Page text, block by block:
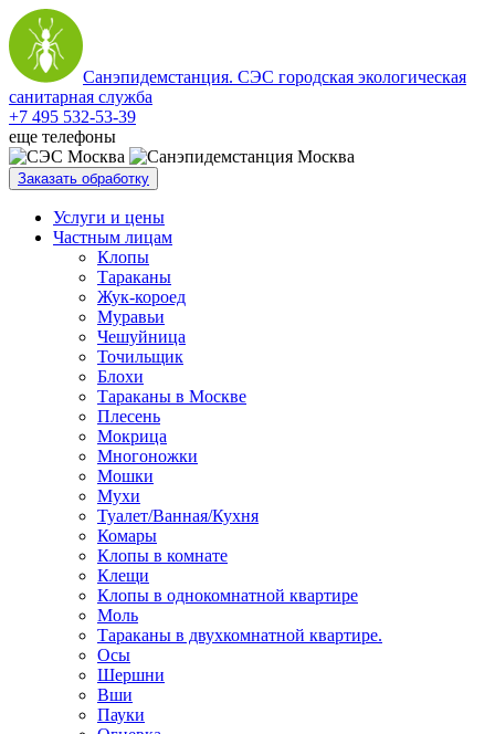
Санэпидемстанция. СЭС городская экологическая
санитарная служба
+7 495 532-53-39
еще телефоны
Заказать обработку
Услуги и цены
Частным лицам
Клопы
Тараканы
Жук-короед
Муравьи
Чешуйница
Точильщик
Блохи
Тараканы в Москве
Плесень
Мокрица
Многоножки
Мошки
Мухи
Туалет/Ванная/Кухня
Комары
Клопы в комнате
Клещи
Клопы в однокомнатной квартире
Моль
Тараканы в двухкомнатной квартире.
Осы
Шершни
Вши
Пауки